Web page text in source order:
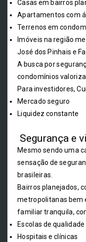
Casas em bairros
Apartamentos com
Terrenos em
Imóveis na região
José dos Pinhais e
A busca por
condomínios
Para investidores,
Mercado seguro
Liquidez constante
Segurança e
Mesmo sendo uma
sensação de
brasileiras.
Bairros planejados,
metropolitanas bem
familiar tranquila,
Escolas de qualidade
Hospitais e clínicas